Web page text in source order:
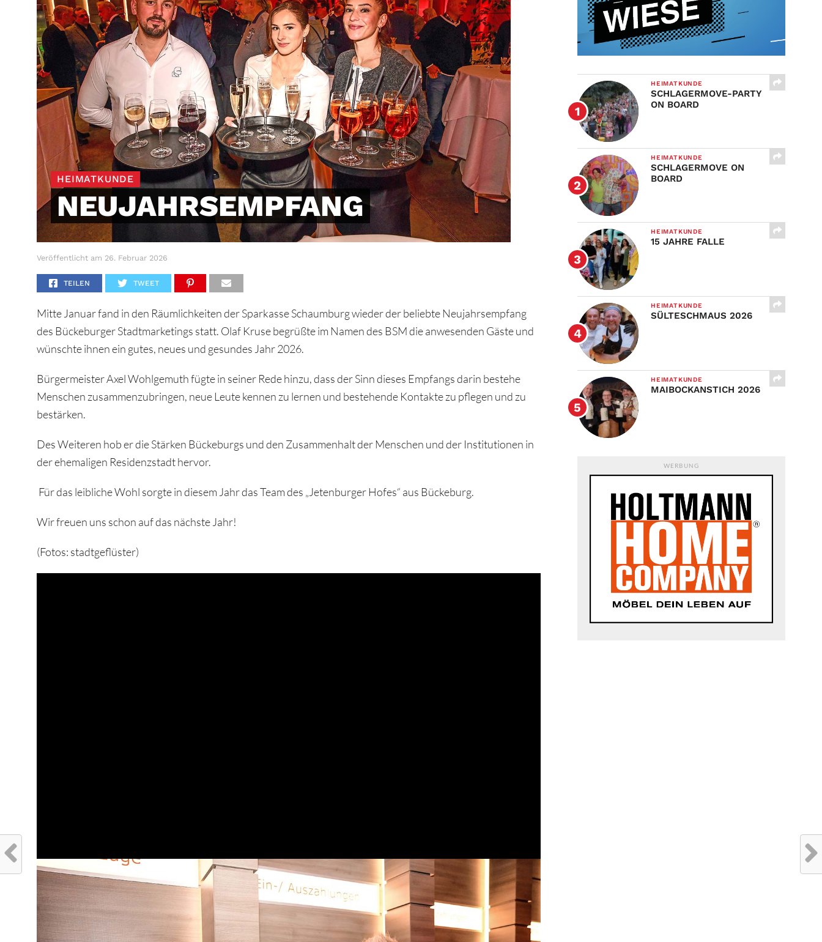
HEIMATKUNDE
NEUJAHRSEMPFANG
Veröffentlicht am 26. Februar 2026
TEILEN TWEET
Mitte Januar fand in den Räumlichkeiten der Sparkasse Schaumburg wieder der beliebte Neujahrsempfang
des Bückeburger Stadtmarketings statt. Olaf Kruse begrüßte im Namen des BSM die anwesenden Gäste und
wünschte ihnen ein gutes, neues und gesundes Jahr 2026.
Bürgermeister Axel Wohlgemuth fügte in seiner Rede hinzu, dass der Sinn dieses Empfangs darin bestehe
Menschen zusammenzubringen, neue Leute kennen zu lernen und bestehende Kontakte zu pflegen und zu
bestärken.
Des Weiteren hob er die Stärken Bückeburgs und den Zusammenhalt der Menschen und der Institutionen in
der ehemaligen Residenzstadt hervor.
Für das leibliche Wohl sorgte in diesem Jahr das Team des „Jetenburger Hofes“ aus Bückeburg.
Wir freuen uns schon auf das nächste Jahr!
(Fotos: stadtgeflüster)
HEIMATKUNDE
SCHLAGERMOVE-PARTY
ON BOARD
HEIMATKUNDE
SCHLAGERMOVE ON
BOARD
HEIMATKUNDE
15 JAHRE FALLE
HEIMATKUNDE
SÜLTESCHMAUS 2026
HEIMATKUNDE
MAIBOCKANSTICH 2026
WERBUNG